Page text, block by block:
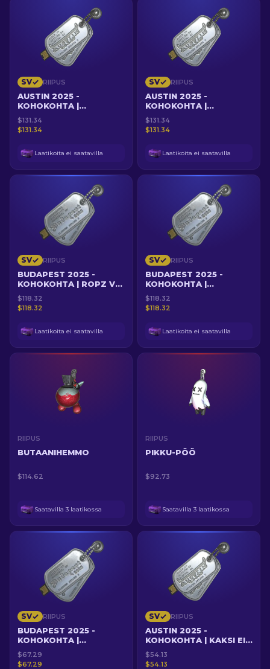
SV RIIPUS
AUSTIN 2025 -
KOHOKOHTA |
UHKAROHKEA VETO
$131.34
$131.34
Laatikoita ei saatavilla
SV RIIPUS
AUSTIN 2025 -
KOHOKOHTA |
SÄÄSTÖERÄTAPPAJA
$131.34
$131.34
Laatikoita ei saatavilla
SV RIIPUS
BUDAPEST 2025 -
KOHOKOHTA | ROPZ VS
FAZE KARTALLA
INFERNO
$118.32
$118.32
Laatikoita ei saatavilla
SV RIIPUS
BUDAPEST 2025 -
KOHOKOHTA |
KARRIGANIN
KRANAATTITULI
$118.32
$118.32
Laatikoita ei saatavilla
RIIPUS
BUTAANIHEMMO
$114.62
Saatavilla 3 laatikossa
RIIPUS
PIKKU-PÖÖ
$92.73
Saatavilla 3 laatikossa
SV RIIPUS
BUDAPEST 2025 -
KOHOKOHTA |
KARRIGAN VS MOUZ
KARTALLA INFERNO
$67.29
$67.29
SV RIIPUS
AUSTIN 2025 -
KOHOKOHTA | KAKSI EI
RIITÄ
$54.13
$54.13